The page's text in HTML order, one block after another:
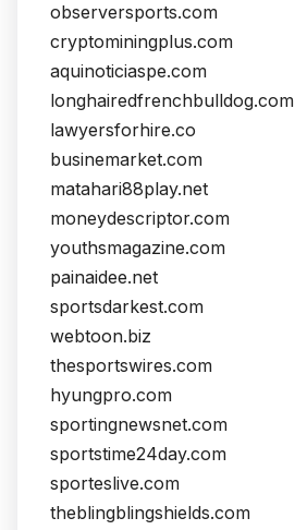
observersports.com
cryptominingplus.com
aquinoticiaspe.com
longhairedfrenchbulldog.com
lawyersforhire.co
businemarket.com
matahari88play.net
moneydescriptor.com
youthsmagazine.com
painaidee.net
sportsdarkest.com
webtoon.biz
thesportswires.com
hyungpro.com
sportingnewsnet.com
sportstime24day.com
sporteslive.com
theblingblingshields.com